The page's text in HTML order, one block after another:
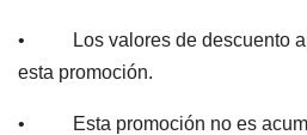
• Los valores de descuento
esta promoción.
• Esta promoción no es